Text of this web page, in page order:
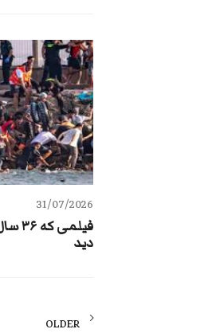
31/07/2026
دید
Posts
OLDER